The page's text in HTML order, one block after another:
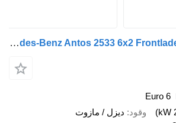
Mercedes-Benz Antos 2533 6x2 Frontlader Heil EHP213134
ديزل / مازوت